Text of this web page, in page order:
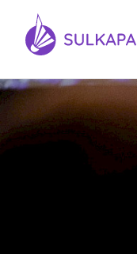
Skip to content
TO HOMEPAGE